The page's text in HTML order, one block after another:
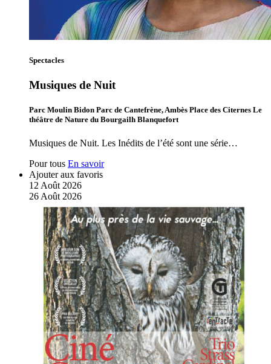
Spectacles
Musiques de Nuit
Parc Moulin Bidon Parc de Cantefrène, Ambès Place des Citernes Le
théâtre de Nature du Bourgailh Blanquefort
Musiques de Nuit. Les Inédits de l’été sont une série…
Pour tous En savoir
Ajouter aux favoris
12 Août 2026
26 Août 2026